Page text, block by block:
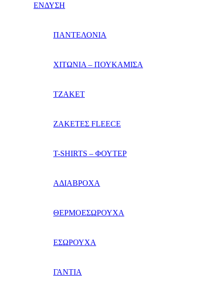
ΕΝΔΥΣΗ
ΠΑΝΤΕΛΟΝΙΑ
ΧΙΤΩΝΙΑ – ΠΟΥΚΑΜΙΣΑ
ΤΖΑΚΕΤ
ΖΑΚΕΤΕΣ FLEECE
T-SHIRTS – ΦΟΥΤΕΡ
ΑΔΙΑΒΡΟΧΑ
ΘΕΡΜΟΕΣΩΡΟΥΧΑ
ΕΣΩΡΟΥΧΑ
ΓΑΝΤΙΑ